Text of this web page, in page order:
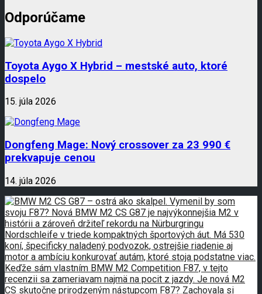
Odporúčame
Toyota Aygo X Hybrid – mestské auto, ktoré
dospelo
15. júla 2026
Dongfeng Mage: Nový crossover za 23 990 €
prekvapuje cenou
14. júla 2026